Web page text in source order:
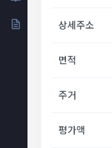
상세주소
면적
주거
평가액